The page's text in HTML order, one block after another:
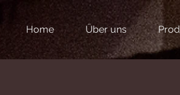
Home Über uns